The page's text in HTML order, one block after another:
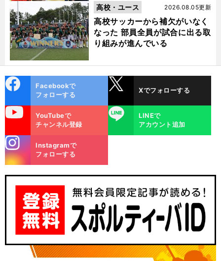
高校サッカーから補欠がいなく
なった 部員全員が試合に出る取
り組みが進んでいる
2026.08.05更新
高校・ユース
ok
Facebookで
フォローする
Xでフォローする
YouTubeで
チャンネル登録
LINE
LINEで
アカウント追加
m
Instagramで
フォローする